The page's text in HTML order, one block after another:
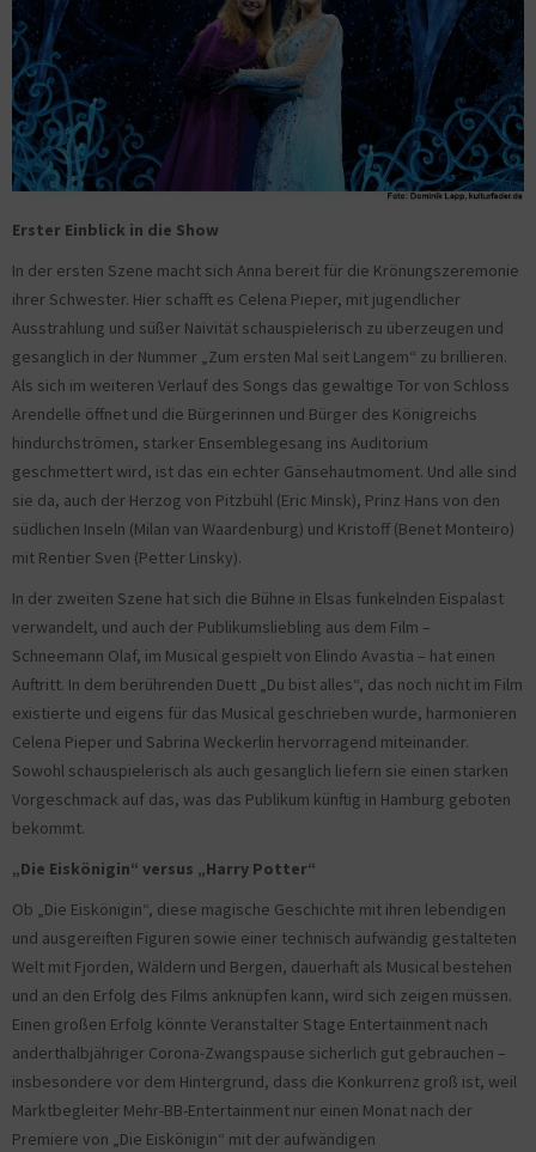
Erster Einblick in die Show
In der ersten Szene macht sich Anna bereit für die Krönungszeremonie
ihrer Schwester. Hier schafft es Celena Pieper, mit jugendlicher
Ausstrahlung und süßer Naivität schauspielerisch zu überzeugen und
gesanglich in der Nummer „Zum ersten Mal seit Langem“ zu brillieren.
Als sich im weiteren Verlauf des Songs das gewaltige Tor von Schloss
Arendelle öffnet und die Bürgerinnen und Bürger des Königreichs
hindurchströmen, starker Ensemblegesang ins Auditorium
geschmettert wird, ist das ein echter Gänsehautmoment. Und alle sind
sie da, auch der Herzog von Pitzbühl (Eric Minsk), Prinz Hans von den
südlichen Inseln (Milan van Waardenburg) und Kristoff (Benet Monteiro)
mit Rentier Sven (Petter Linsky).
In der zweiten Szene hat sich die Bühne in Elsas funkelnden Eispalast
verwandelt, und auch der Publikumsliebling aus dem Film –
Schneemann Olaf, im Musical gespielt von Elindo Avastia – hat einen
Auftritt. In dem berührenden Duett „Du bist alles“, das noch nicht im Film
existierte und eigens für das Musical geschrieben wurde, harmonieren
Celena Pieper und Sabrina Weckerlin hervorragend miteinander.
Sowohl schauspielerisch als auch gesanglich liefern sie einen starken
Vorgeschmack auf das, was das Publikum künftig in Hamburg geboten
bekommt.
„Die Eiskönigin“ versus „Harry Potter“
Ob „Die Eiskönigin“, diese magische Geschichte mit ihren lebendigen
und ausgereiften Figuren sowie einer technisch aufwändig gestalteten
Welt mit Fjorden, Wäldern und Bergen, dauerhaft als Musical bestehen
und an den Erfolg des Films anknüpfen kann, wird sich zeigen müssen.
Einen großen Erfolg könnte Veranstalter Stage Entertainment nach
anderthalbjähriger Corona-Zwangspause sicherlich gut gebrauchen –
insbesondere vor dem Hintergrund, dass die Konkurrenz groß ist, weil
Marktbegleiter Mehr-BB-Entertainment nur einen Monat nach der
Premiere von „Die Eiskönigin“ mit der aufwändigen